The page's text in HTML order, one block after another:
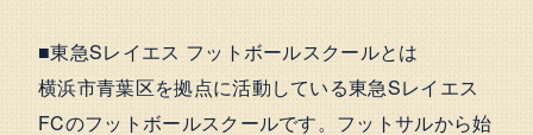
■東急Sレイエス フットボールスクールとは
横浜市青葉区を拠点に活動している東急Sレイエス
FCのフットボールスクールです。フットサルから始